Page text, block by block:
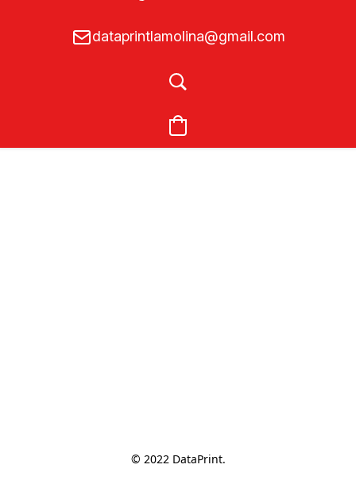
dataprintlamolina@gmail.com
© 2022 DataPrint.